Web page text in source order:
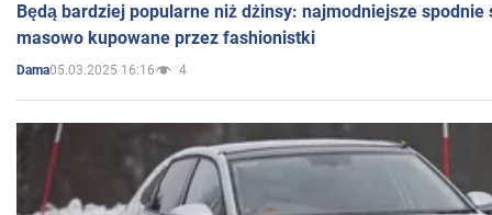
Będą bardziej popularne niż dżinsy: najmodniejsze spodnie
masowo kupowane przez fashionistki
Dama05.03.2025 16:16 4